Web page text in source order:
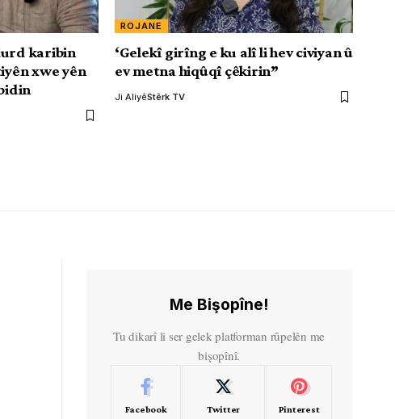
karibin
xwe yên
ROJANE
‘Gelekî girîng e ku alî li hev civiyan û
ev metna hiqûqî çêkirin”
Ji AliyêStêrk TV
Me Bişopîne!
Tu dikarî li ser gelek platforman rûpelên me
bişopînî.
Facebook Twitter Pinterest